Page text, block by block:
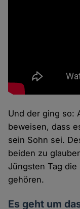
Und der ging so:
beweisen, dass
sein Sohn sei.
beiden zu
Jüngsten Tag die
gehören.
Es geht um